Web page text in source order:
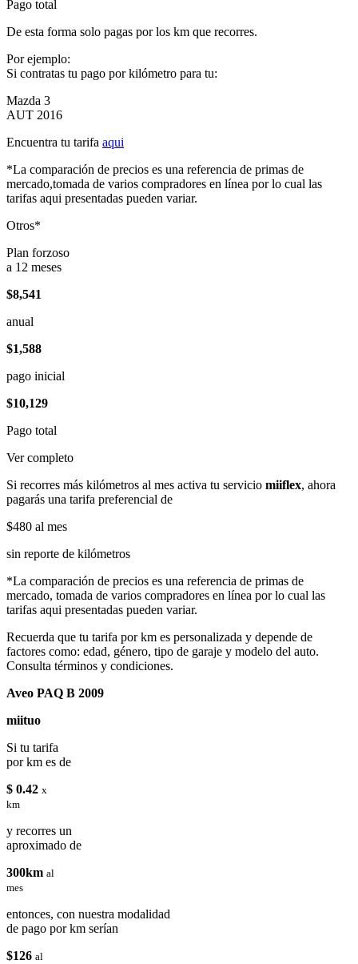
Pago total
De esta forma solo pagas por los km que recorres.
Por ejemplo:
Si contratas tu pago por kilómetro para tu:
Mazda 3
AUT 2016
Encuentra tu tarifa aqui
*La comparación de precios es una referencia de primas de
mercado,tomada de varios compradores en línea por lo cual las
tarifas aqui presentadas pueden variar.
Otros*
Plan forzoso
a 12 meses
$8,541
anual
$1,588
pago inicial
$10,129
Pago total
Ver completo
Si recorres más kilómetros al mes activa tu servicio miiflex, ahora
pagarás una tarifa preferencial de
$480 al mes
sin reporte de kilómetros
*La comparación de precios es una referencia de primas de
mercado, tomada de varios compradores en línea por lo cual las
tarifas aqui presentadas pueden variar.
Recuerda que tu tarifa por km es personalizada y depende de
factores como: edad, género, tipo de garaje y modelo del auto.
Consulta términos y condiciones.
Aveo PAQ B 2009
miituo
Si tu tarifa
por km es de
$ 0.42 x
km
y recorres un
aproximado de
300km al
mes
entonces, con nuestra modalidad
de pago por km serían
$126 al